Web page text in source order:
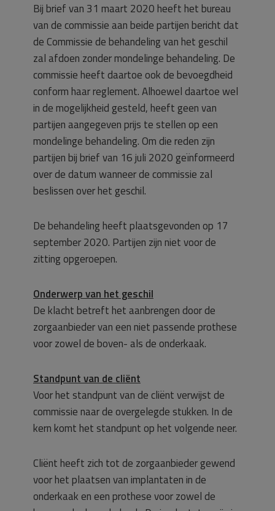
Bij brief van 31 maart 2020 heeft het bureau
van de commissie aan beide partijen bericht dat
de Commissie de behandeling van het geschil
zal afdoen zonder mondelinge behandeling. De
commissie heeft daartoe ook de bevoegdheid
conform haar reglement. Alhoewel daartoe wel
in de mogelijkheid gesteld, heeft geen van
partijen aangegeven prijs te stellen op een
mondelinge behandeling. Om die reden zijn
partijen bij brief van 16 juli 2020 geïnformeerd
over de datum wanneer de commissie zal
beslissen over het geschil.
De behandeling heeft plaatsgevonden op 17
september 2020. Partijen zijn niet voor de
zitting opgeroepen.
Onderwerp van het geschil
De klacht betreft het aanbrengen door de
zorgaanbieder van een niet passende prothese
voor zowel de boven- als de onderkaak.
Standpunt van de cliënt
Voor het standpunt van de cliënt verwijst de
commissie naar de overgelegde stukken. In de
kern komt het standpunt op het volgende neer.
Cliënt heeft zich tot de zorgaanbieder gewend
voor het plaatsen van implantaten in de
onderkaak en een prothese voor zowel de